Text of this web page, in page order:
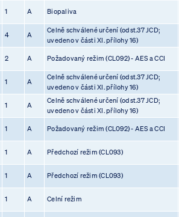
1 A Biopaliva
4 A
Celně schválené určení (odst.37 JCD;
uvedeno v části XI. přílohy 16)
2 A Požadovaný režim (CL092) - AES a CCI
1 A
Celně schválené určení (odst.37 JCD;
uvedeno v části XI. přílohy 16)
1 A
Celně schválené určení (odst.37 JCD;
uvedeno v části XI. přílohy 16)
1 A Požadovaný režim (CL092) - AES a CCI
1 A Předchozí režim (CL093)
1 A Předchozí režim (CL093)
1 A Celní režim